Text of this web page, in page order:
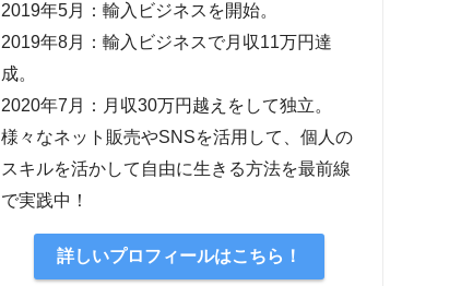
2019年5月：輸入ビジネスを開始。
2019年8月：輸入ビジネスで月収11万円達
成。
2020年7月：月収30万円越えをして独立。
様々なネット販売やSNSを活用して、個人の
スキルを活かして自由に生きる方法を最前線
で実践中！
詳しいプロフィールはこちら！